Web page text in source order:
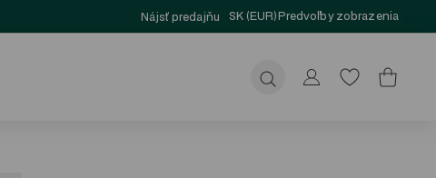
Nájsť predajňu SK (EUR)Predvoľby zobrazenia
Odoslať